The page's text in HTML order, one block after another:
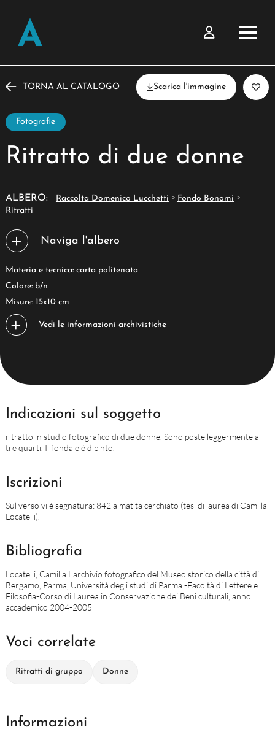
TORNA AL CATALOGO Scarica l'immagine
Fotografie
Ritratto di due donne
ALBERO: Raccolta Domenico Lucchetti > Fondo Bonomi >
Ritratti
Naviga l'albero
Materia e tecnica: carta politenata
Colore: b/n
Misure: 15x10 cm
Vedi le informazioni archivistiche
Indicazioni sul soggetto
ritratto in studio fotografico di due donne. Sono poste leggermente a
tre quarti. Il fondale è dipinto.
Iscrizioni
Sul verso vi è segnatura: 842 a matita cerchiato (tesi di laurea di Camilla
Locatelli).
Bibliografia
Locatelli, Camilla L'archivio fotografico del Museo storico della città di
Bergamo, Parma, Università degli studi di Parma -Facoltà di Lettere e
Filosofia-Corso di Laurea in Conservazione dei Beni culturali, anno
accademico 2004-2005
Voci correlate
Ritratti di gruppo Donne
Informazioni